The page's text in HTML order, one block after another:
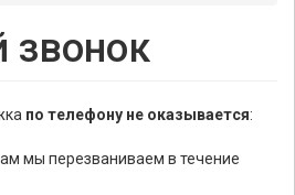
звонок
по телефону не оказывается:
мы перезваниваем в течение